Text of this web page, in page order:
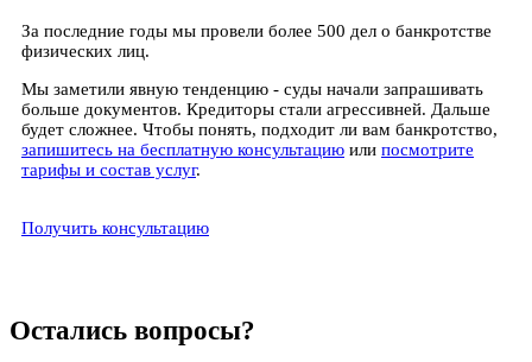
За последние годы мы провели более 500 дел о банкротстве
физических лиц.
Мы заметили явную тенденцию - суды начали запрашивать
больше документов. Кредиторы стали агрессивней. Дальше
будет сложнее. Чтобы понять, подходит ли вам банкротство,
запишитесь на бесплатную консультацию или посмотрите
тарифы и состав услуг.
Получить консультацию
Остались вопросы?